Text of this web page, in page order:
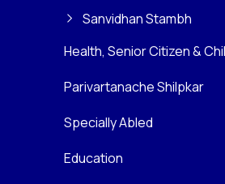
Sanvidhan Stambh
Health, Senior Citizen &
Parivartanache Shilpkar
Specially Abled
Education